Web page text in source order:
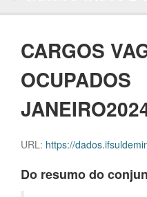
CARGOS
OCUPADOS
URL: https://dados.ifsuldeminas.edu.br/dataset/5a8280ed-031b-45f2-9623-
Do resumo do